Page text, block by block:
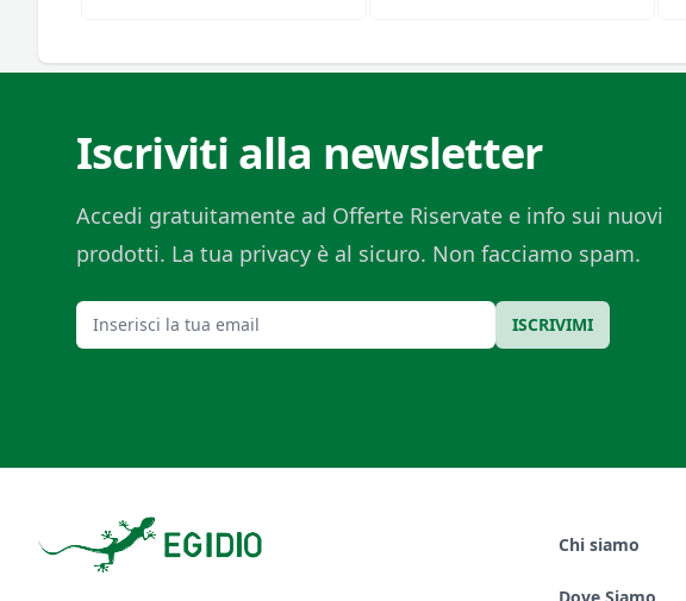
Iscriviti alla newsletter
Accedi gratuitamente ad Offerte Riservate e info sui nuovi
prodotti. La tua privacy è al sicuro. Non facciamo spam.
Email ISCRIVIMI
Chi siamo